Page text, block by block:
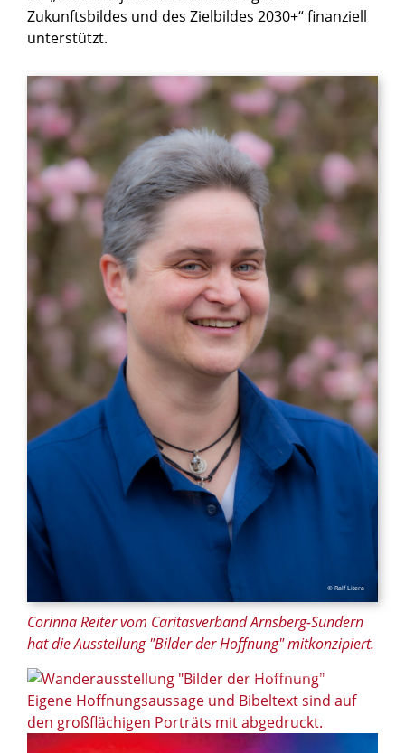
© Ralf Litera
Corinna Reiter vom Caritasverband Arnsberg-Sundern
hat die Ausstellung "Bilder der Hoffnung" mitkonzipiert.
Zukunftsbildes und des Zielbildes 2030+“ finanziell
unterstützt.
© Caritas Arnsberg-Sundern / Ralf Litera
Eigene Hoffnungsaussage und Bibeltext sind auf
den großflächigen Porträts mit abgedruckt.